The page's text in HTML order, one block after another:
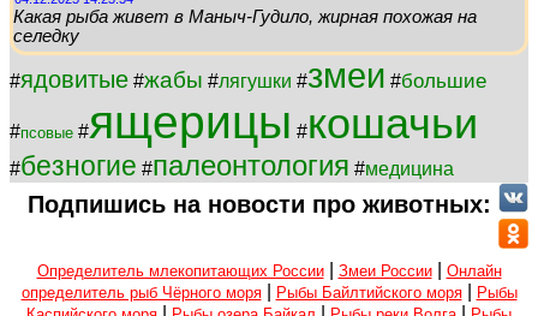
Какая рыба живет в Маныч-Гудило, жирная похожая на
селедку
#ядовитые #жабы #лягушки #змеи #большие
#псовые #ящерицы #кошачьи
#безногие #палеонтология #медицина
Подпишись на новости про животных:
Определитель млекопитающих России| Змеи России| Онлайн
определитель рыб Чёрного моря| Рыбы Байлтийского моря|
Рыбы